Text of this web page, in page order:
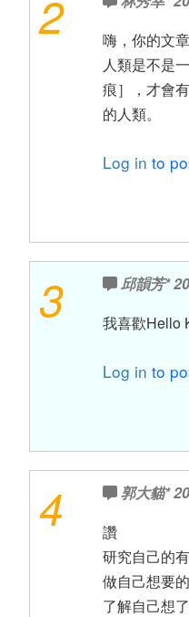
2
嗨，你的文
人類是不是
痕］，才會
的人類。
Log in to
3 邱韻芳*
我喜歡Hello
Log in to
4 郭大貓*
讚
研究自己的
做自己想要的
了解自己想